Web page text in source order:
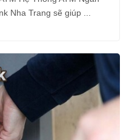
Nha Trang sẽ giúp ...